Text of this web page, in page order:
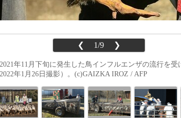
❮ 1/9 ❯
年11月下旬に発生した鳥インフルエンザの流行を
年1月26日撮影）。(c)GAIZKA IROZ / AFP